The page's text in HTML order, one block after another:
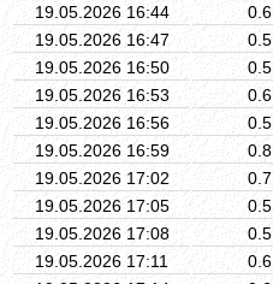
19.05.2026 16:44
0.6
19.05.2026 16:47
0.5
19.05.2026 16:50
0.5
19.05.2026 16:53
0.6
19.05.2026 16:56
0.5
19.05.2026 16:59
0.8
19.05.2026 17:02
0.7
19.05.2026 17:05
0.5
19.05.2026 17:08
0.5
19.05.2026 17:11
0.6